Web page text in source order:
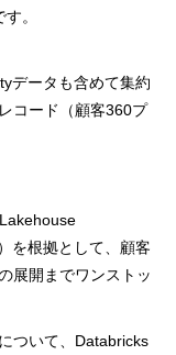
。
データも含めて集約
コード（顧客360プ
を根拠として、顧客
展開までワンストッ
ついて、Databricks